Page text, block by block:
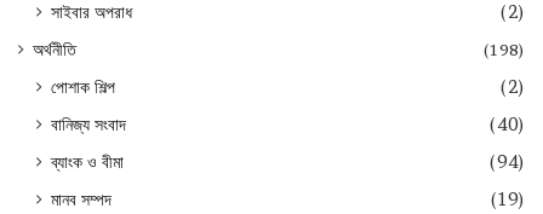
সাইবার অপরাধ
(2)
অর্থনীতি (198)
পোশাক শিল্প
(2)
বানিজ্য সংবাদ
(40)
ব্যাংক ও বীমা
(94)
মানব সম্পদ
(19)